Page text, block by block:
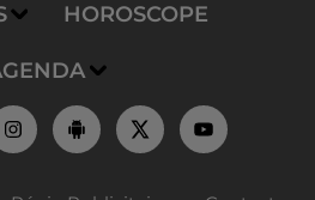
HOROSCOPE